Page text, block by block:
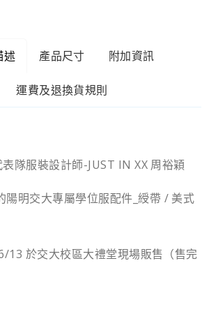
述 產品尺寸 附加資訊
運費及退換貨規則
隊服裝設計師-JUST IN XX 周裕穎
陽明交大專屬學位服配件_綬帶 / 美式
13 於交大校區大禮堂現場販售（售完